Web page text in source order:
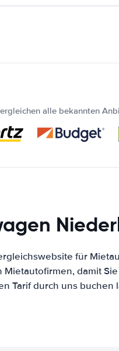
alle bekannten
für
damit
Tarif durch uns buchen